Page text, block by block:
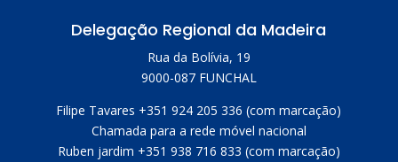
Delegação Regional da Madeira
Rua da Bolívia, 19
9000-087 FUNCHAL
Filipe Tavares +351 924 205 336 (com marcação)
Chamada para a rede móvel nacional
Ruben jardim +351 938 716 833 (com marcação)